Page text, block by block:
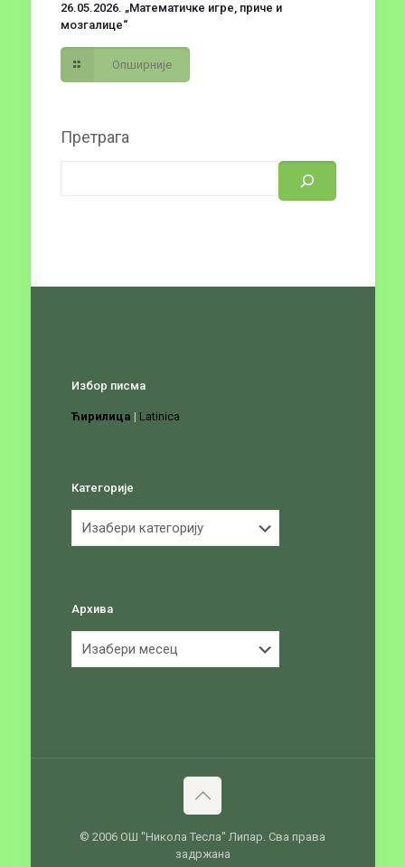
26.05.2026. „Математичке игре, приче и
мозгалице“
Опширније
Претрага
Избор писма
Ћирилица | Latinica
Категорије
Архива
© 2006 ОШ ''Никола Тесла'' Липар. Сва права
задржана